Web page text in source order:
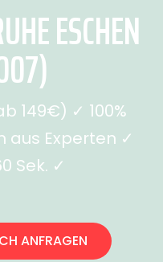
ESCHEN
149€) ✓ 100%
aus Experten ✓
Sek. ✓
ANFRAGEN